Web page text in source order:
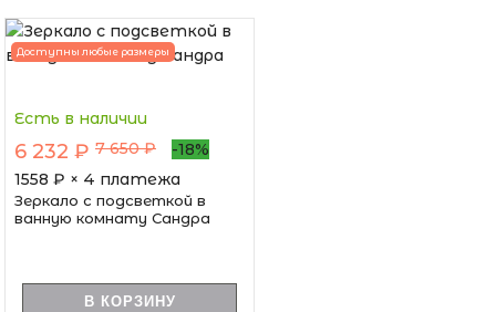
Доступны любые размеры
Есть в наличии
6 232 ₽ 7 650 ₽
-18%
1558 ₽ × 4 платежа
Зеркало с подсветкой в
ванную комнату Сандра
В КОРЗИНУ